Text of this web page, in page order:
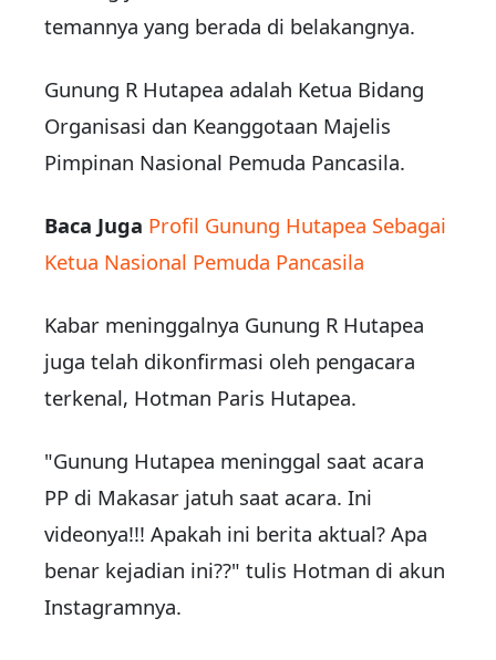
temannya yang berada di belakangnya.
Gunung R Hutapea adalah Ketua Bidang
Organisasi dan Keanggotaan Majelis
Pimpinan Nasional Pemuda Pancasila.
Baca Juga Profil Gunung Hutapea Sebagai
Ketua Nasional Pemuda Pancasila
Kabar meninggalnya Gunung R Hutapea
juga telah dikonfirmasi oleh pengacara
terkenal, Hotman Paris Hutapea.
"Gunung Hutapea meninggal saat acara
PP di Makasar jatuh saat acara. Ini
videonya!!! Apakah ini berita aktual? Apa
benar kejadian ini??" tulis Hotman di akun
Instagramnya.